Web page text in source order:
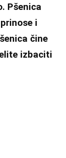
Pšenica
i
čine
izbaciti